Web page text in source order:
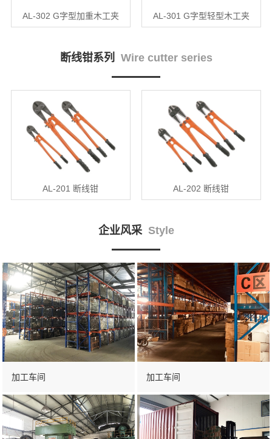
AL-302 G字型加重木工夹 AL-301 G字型轻型木工夹
断线钳系列 Wire cutter series
AL-201 断线钳 AL-202 断线钳
企业风采 Style
加工车间 加工车间